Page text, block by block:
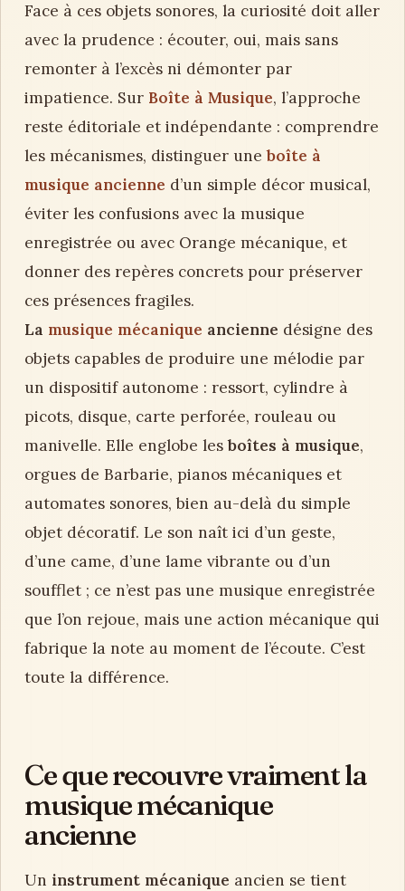
Face à ces objets sonores, la curiosité doit aller
avec la prudence : écouter, oui, mais sans
remonter à l’excès ni démonter par
impatience. Sur Boîte à Musique, l’approche
reste éditoriale et indépendante : comprendre
les mécanismes, distinguer uneboîte à
musique ancienne d’un simple décor musical,
éviter les confusions avec la musique
enregistrée ou avec Orange mécanique, et
donner des repères concrets pour préserver
ces présences fragiles.
La musique mécanique ancienne désigne des
objets capables de produire une mélodie par
un dispositif autonome : ressort, cylindre à
picots, disque, carte perforée, rouleau ou
manivelle. Elle englobe lesboîtes à musique,
orgues de Barbarie, pianos mécaniques et
automates sonores, bien au-delà du simple
objet décoratif. Le son naît ici d’un geste,
d’une came, d’une lame vibrante ou d’un
soufflet ; ce n’est pas une musique enregistrée
que l’on rejoue, mais une action mécanique qui
fabrique la note au moment de l’écoute. C’est
toute la différence.
Ce que recouvre vraiment la
musique mécanique
ancienne
Un instrument mécanique ancien se tient